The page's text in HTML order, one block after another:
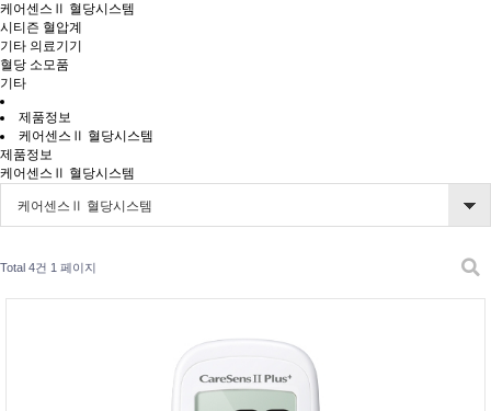
케어센스Ⅱ 혈당시스템
시티즌 혈압계
기타 의료기기
혈당 소모품
기타
제품정보
케어센스Ⅱ 혈당시스템
제품정보
케어센스Ⅱ 혈당시스템
케어센스Ⅱ 혈당시스템
Total 4건 1 페이지